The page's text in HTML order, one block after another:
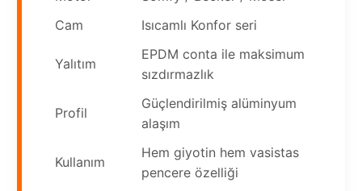
Cam
Isıcamlı Konfor seri
Yalıtım
EPDM conta ile maksimum
sızdırmazlık
Profil
Güçlendirilmiş alüminyum
alaşım
Kullanım
Hem giyotin hem vasistas
pencere özelliği